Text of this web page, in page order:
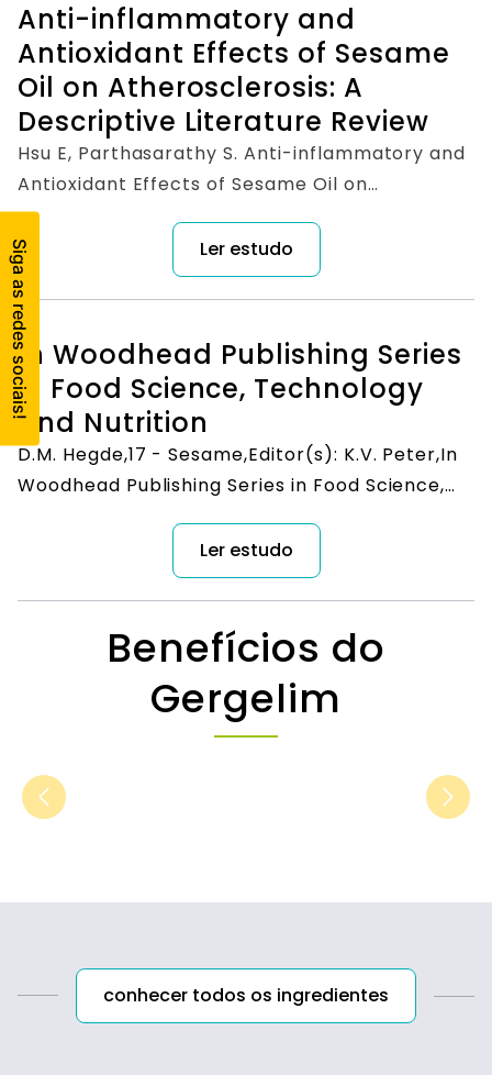
Anti-inflammatory and
Antioxidant Effects of Sesame
Oil on Atherosclerosis: A
Descriptive Literature Review
Hsu E, Parthasarathy S. Anti-inflammatory and
Antioxidant Effects of Sesame Oil on
Atherosclerosis: A Descriptive Literature
Review. Cureus. 2017 Jul 6;9(7):e1438. doi:
10.7759/cureus.1438. PMID: 28924525; PMCID:
PMC5587404.
Ler estudo
In Woodhead Publishing Series
in Food Science, Technology
and Nutrition
D.M. Hegde,17 - Sesame,Editor(s): K.V. Peter,In
Woodhead Publishing Series in Food Science,
and Spices,Woodhead Publishing,2004,
Ler estudo
Benefícios do
Gergelim
conhecer todos os ingredientes